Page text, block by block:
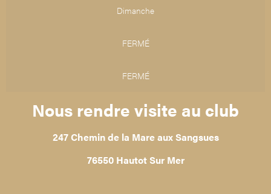
Dimanche
FERMÉ
FERMÉ
Nous rendre visite au club
247 Chemin de la Mare aux Sangsues
76550 Hautot Sur Mer